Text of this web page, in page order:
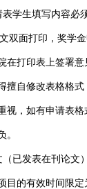
生填写内容必
双面打印，奖学
在打印表上签署
擅自修改表格格
视，如有申请表
。
发表在刊论文
目的有效时间限